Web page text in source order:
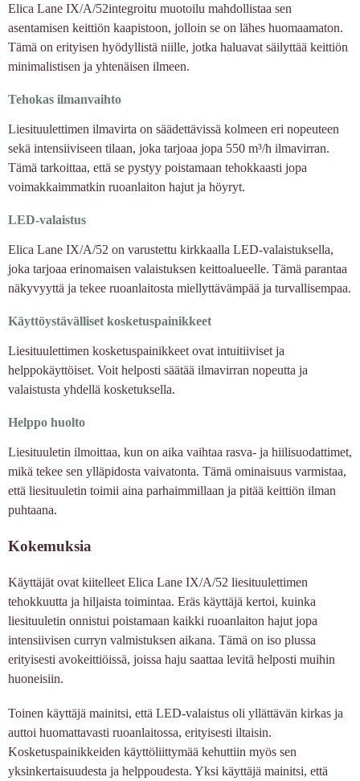
Elica Lane IX/A/52integroitu muotoilu mahdollistaa sen
asentamisen keittiön kaapistoon, jolloin se on lähes huomaamaton.
Tämä on erityisen hyödyllistä niille, jotka haluavat säilyttää keittiön
minimalistisen ja yhtenäisen ilmeen.
Tehokas ilmanvaihto
Liesituulettimen ilmavirta on säädettävissä kolmeen eri nopeuteen
sekä intensiiviseen tilaan, joka tarjoaa jopa 550 m³/h ilmavirran.
Tämä tarkoittaa, että se pystyy poistamaan tehokkaasti jopa
voimakkaimmatkin ruoanlaiton hajut ja höyryt.
LED-valaistus
Elica Lane IX/A/52 on varustettu kirkkaalla LED-valaistuksella,
joka tarjoaa erinomaisen valaistuksen keittoalueelle. Tämä parantaa
näkyvyyttä ja tekee ruoanlaitosta miellyttävämpää ja turvallisempaa.
Käyttöystävälliset kosketuspainikkeet
Liesituulettimen kosketuspainikkeet ovat intuitiiviset ja
helppokäyttöiset. Voit helposti säätää ilmavirran nopeutta ja
valaistusta yhdellä kosketuksella.
Helppo huolto
Liesituuletin ilmoittaa, kun on aika vaihtaa rasva- ja hiilisuodattimet,
mikä tekee sen ylläpidosta vaivatonta. Tämä ominaisuus varmistaa,
että liesituuletin toimii aina parhaimmillaan ja pitää keittiön ilman
puhtaana.
Kokemuksia
Käyttäjät ovat kiitelleet Elica Lane IX/A/52 liesituulettimen
tehokkuutta ja hiljaista toimintaa. Eräs käyttäjä kertoi, kuinka
liesituuletin onnistui poistamaan kaikki ruoanlaiton hajut jopa
intensiivisen curryn valmistuksen aikana. Tämä on iso plussa
erityisesti avokeittiöissä, joissa haju saattaa levitä helposti muihin
huoneisiin.
Toinen käyttäjä mainitsi, että LED-valaistus oli yllättävän kirkas ja
auttoi huomattavasti ruoanlaitossa, erityisesti iltaisin.
Kosketuspainikkeiden käyttöliittymää kehuttiin myös sen
yksinkertaisuudesta ja helppoudesta. Yksi käyttäjä mainitsi, että